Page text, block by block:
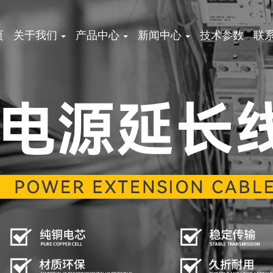
关于我们 产品中心 新闻中心 技术参数 联